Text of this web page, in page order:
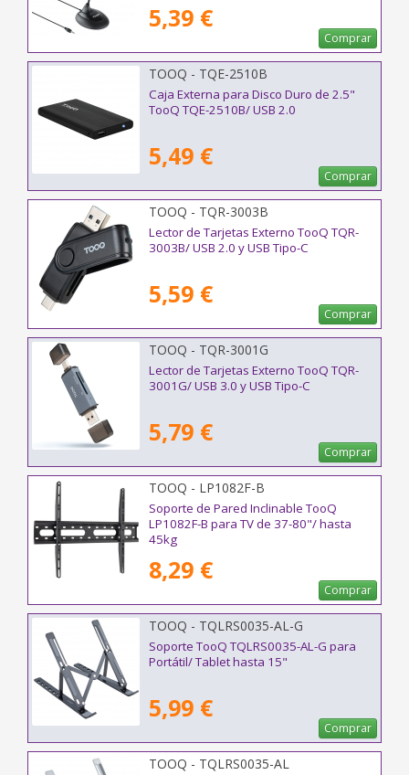
5,39 €
Comprar
TOOQ - TQE-2510B
Caja Externa para Disco Duro de 2.5"
TooQ TQE-2510B/ USB 2.0
5,49 €
Comprar
TOOQ - TQR-3003B
Lector de Tarjetas Externo TooQ TQR-
3003B/ USB 2.0 y USB Tipo-C
5,59 €
Comprar
TOOQ - TQR-3001G
Lector de Tarjetas Externo TooQ TQR-
3001G/ USB 3.0 y USB Tipo-C
5,79 €
Comprar
TOOQ - LP1082F-B
Soporte de Pared Inclinable TooQ
LP1082F-B para TV de 37-80"/ hasta
45kg
8,29 €
Comprar
TOOQ - TQLRS0035-AL-G
Soporte TooQ TQLRS0035-AL-G para
Portátil/ Tablet hasta 15"
5,99 €
Comprar
TOOQ - TQLRS0035-AL